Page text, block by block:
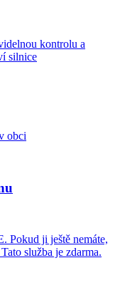
kontrolu a
silnice
obci
Pokud ji ještě nemáte,
služba je zdarma.